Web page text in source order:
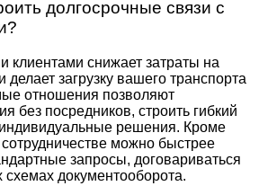
долгосрочные связи с
клиентами снижает затраты на
делает загрузку вашего транспорта
отношения позволяют
без посредников, строить гибкий
решения. Кроме
можно быстрее
запросы, договариваться
документооборота.